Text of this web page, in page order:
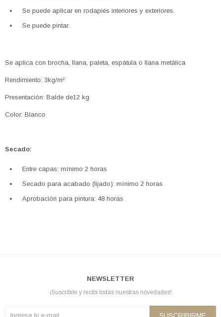
Se puede aplicar en rodapiés interiores y exteriores.
Se puede pintar.
Se aplica con brocha, llana, paleta, espátula o llana metálica
Rendimiento: 3kg/m²
Presentación: Balde de12 kg
Color: Blanco
Secado:
Entre capas: mínimo 2 horas
Secado para acabado (lijado): mínimo 2 horas
Aprobación para pintura: 48 horas
NEWSLETTER
¡Suscribite y recibí todas nuestras novedades!